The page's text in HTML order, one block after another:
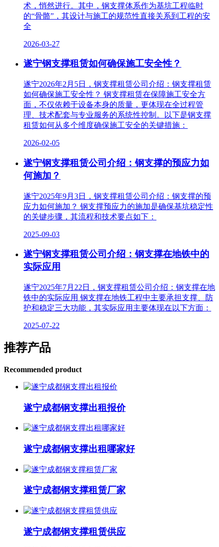
术，悄然进行。其中，钢支撑体系作为基坑工程临时
的“骨骼”，其设计与施工的规范性直接关系到工程的安
全
2026-03-27
遂宁钢支撑租赁如何确保施工安全性？
遂宁2026年2月5日，钢支撑租赁公司介绍：钢支撑租赁
如何确保施工安全性？ 钢支撑租赁在保障施工安全方
面，不仅依赖于设备本身的质量，更体现在全过程管
理、技术配套与专业服务的系统性控制。以下是钢支撑
租赁如何从多个维度确保施工安全的关键措施：
2026-02-05
遂宁钢支撑租赁公司介绍：钢支撑的预应力如
何施加？
遂宁2025年9月3日，钢支撑租赁公司介绍：钢支撑的预
应力如何施加？ 钢支撑预应力的施加是确保基坑稳定性
的关键步骤，其流程和技术要点如下：
2025-09-03
遂宁钢支撑租赁公司介绍：钢支撑在地铁中的
实际应用
遂宁2025年7月22日，钢支撑租赁公司介绍：钢支撑在地
铁中的实际应用 钢支撑在地铁工程中主要承担支撑、防
护和稳定三大功能，其实际应用主要体现在以下方面：
2025-07-22
推荐产品
Recommended product
遂宁成都钢支撑出租报价
遂宁成都钢支撑出租哪家好
遂宁成都钢支撑租赁厂家
遂宁成都钢支撑租赁供应